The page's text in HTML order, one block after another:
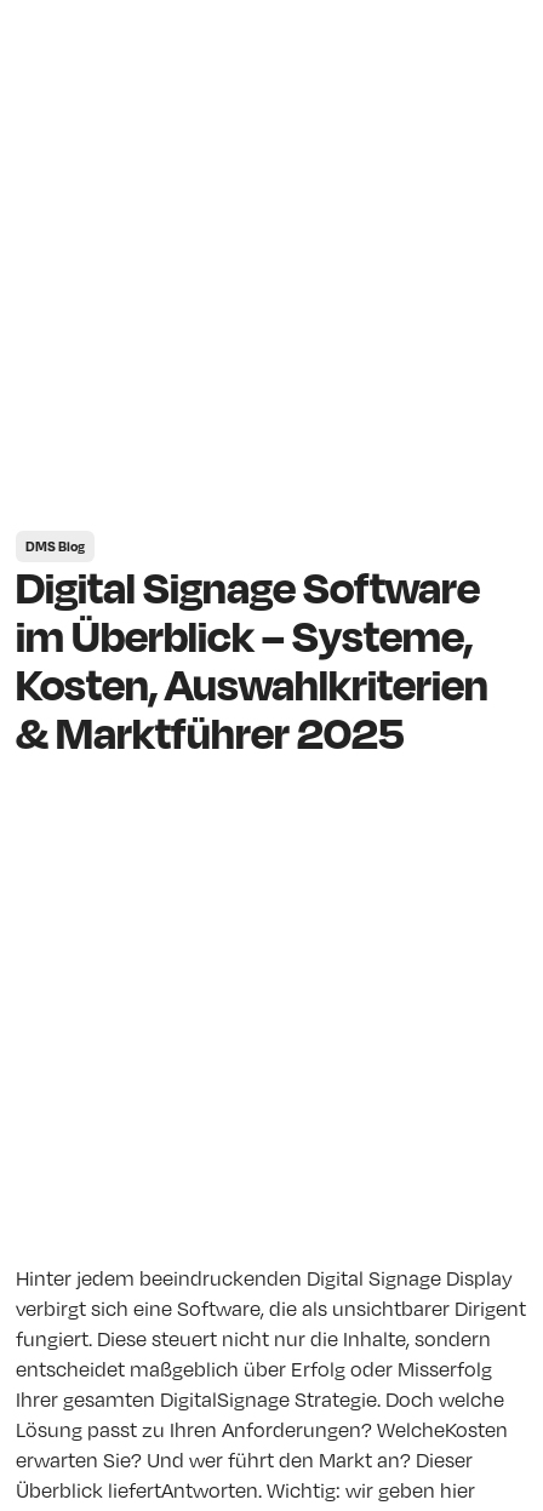
DMS Blog
Digital Signage Software
im Überblick – Systeme,
Kosten, Auswahlkriterien
& Marktführer 2025
Hinter jedem beeindruckenden Digital Signage Display
verbirgt sich eine Software, die als unsichtbarer Dirigent
fungiert. Diese steuert nicht nur die Inhalte, sondern
entscheidet maßgeblich über Erfolg oder Misserfolg
Ihrer gesamten DigitalSignage Strategie. Doch welche
Lösung passt zu Ihren Anforderungen? WelcheKosten
erwarten Sie? Und wer führt den Markt an? Dieser
Überblick liefertAntworten. Wichtig: wir geben hier